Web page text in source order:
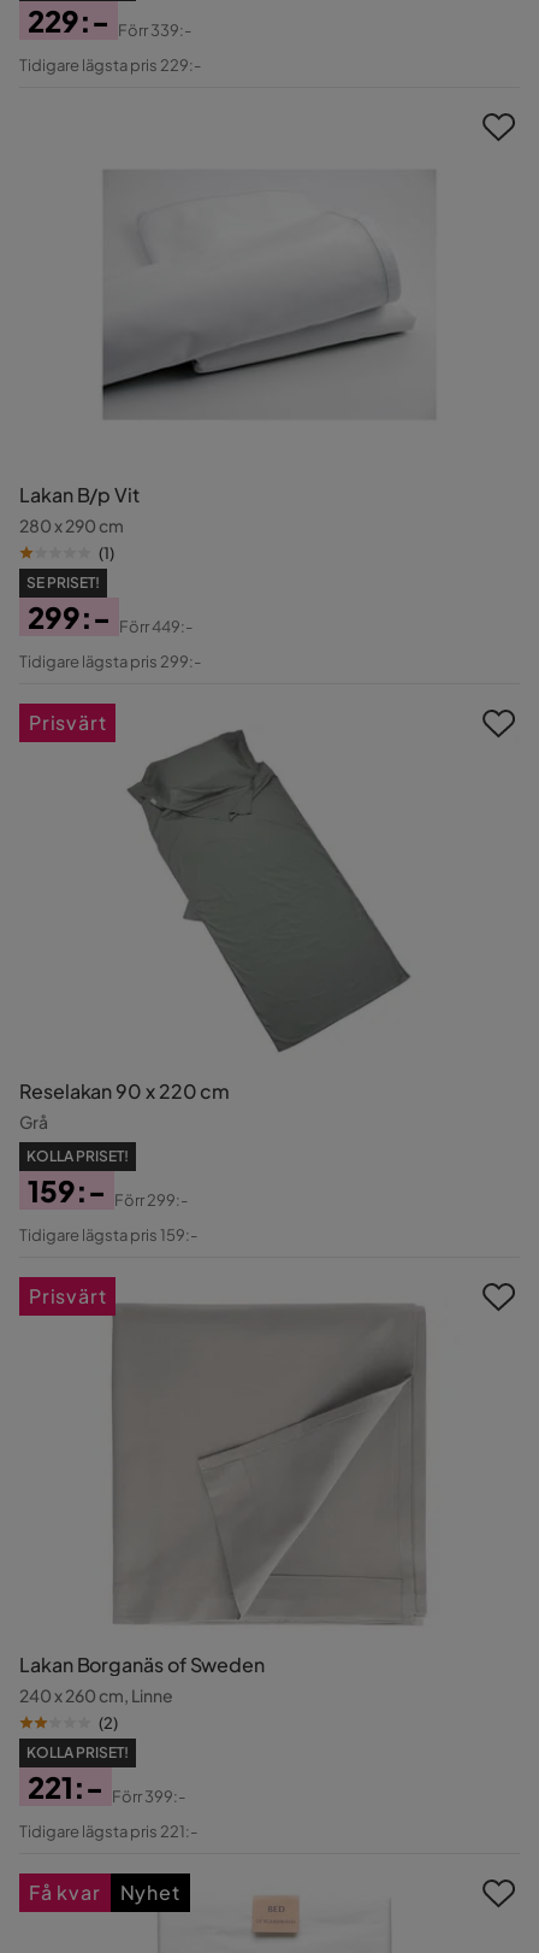
Pris
229:-
Original
Förr339:-
Tidigare lägsta pris 229:-
Lakan B/p Vit
280 x 290 cm
(1)
SE PRISET!
Pris
299:-
Original
Förr449:-
Tidigare lägsta pris 299:-
Reselakan 90 x 220 cm
Grå
KOLLA PRISET!
Pris
159:-
Original
Förr299:-
Tidigare lägsta pris 159:-
Prisvärt
Lakan Borganäs of Sweden
240 x 260 cm, Linne
(2)
KOLLA PRISET!
Pris
221:-
Original
Förr399:-
Tidigare lägsta pris 221:-
Prisvärt
Få kvar Nyhet